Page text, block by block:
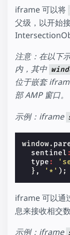
iframe 可以将
父级，以开始
注意：在以下
内，其中
位于嵌套
部 AMP 窗口。
示例：iframe
window.
sentinel :
type :
},
'*' );
iframe 可以通
息来接收相交数
示例：iframe